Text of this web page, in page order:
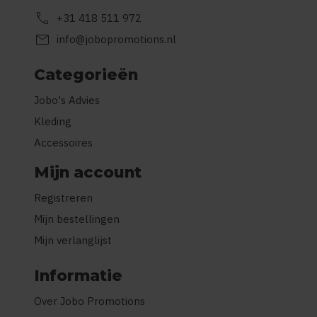
call +31 418 511 972
mail info@jobopromotions.nl
Categorieën
Jobo's Advies
Kleding
Accessoires
Mijn account
Registreren
Mijn bestellingen
Mijn verlanglijst
Informatie
Over Jobo Promotions